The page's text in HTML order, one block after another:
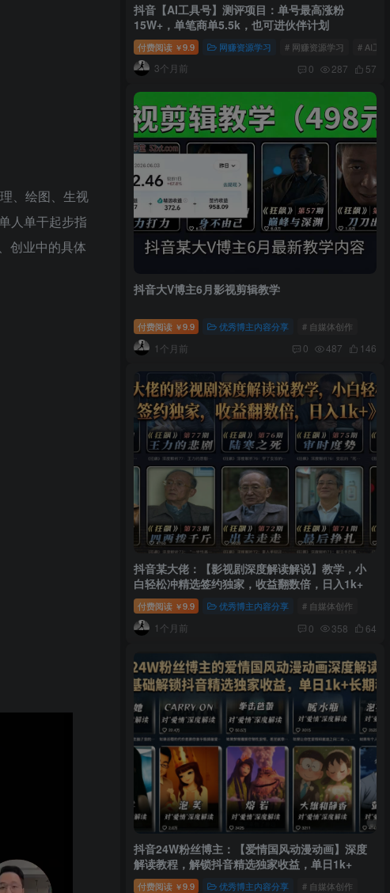
、绘图、生视
人单干起步指
创业中的具体
抖音【AI工具号】测评项目：单号最高涨粉
15W+，单笔商单5.5k，也可进伙伴计划
付费阅读 ￥9.9 网赚资源学习 # 网赚资源学习 # AI工
3个月前 0 287 57
抖音大V博主6月影视剪辑教学
付费阅读 ￥9.9 优秀博主内容分享 # 自媒体创作
1个月前 0 487 146
抖音某大佬：【影视剧深度解读解说】教学，小
白轻松冲精选签约独家，收益翻数倍，日入1k+
付费阅读 ￥9.9 优秀博主内容分享 # 自媒体创作
1个月前 0 358 64
抖音24W粉丝博主：【爱情国风动漫动画】深度
解读教程，解锁抖音精选独家收益，单日1k+
付费阅读 ￥9.9 优秀博主内容分享 # 自媒体创作